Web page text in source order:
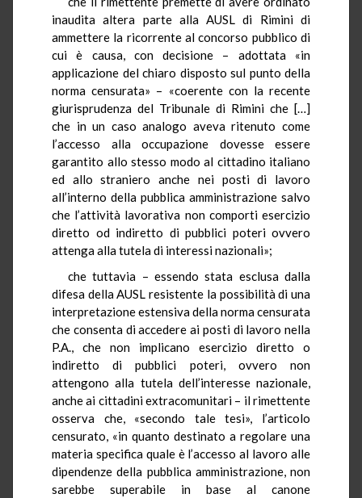
inaudita altera parte alla AUSL di Rimini di
ammettere la ricorrente al concorso pubblico di
cui è causa, con decisione – adottata «in
applicazione del chiaro disposto sul punto della
norma censurata» – «coerente con la recente
giurisprudenza del Tribunale di Rimini che […]
che in un caso analogo aveva ritenuto come
l’accesso alla occupazione dovesse essere
garantito allo stesso modo al cittadino italiano
ed allo straniero anche nei posti di lavoro
all’interno della pubblica amministrazione salvo
che l’attività lavorativa non comporti esercizio
diretto od indiretto di pubblici poteri ovvero
attenga alla tutela di interessi nazionali»;
che tuttavia – essendo stata esclusa dalla
difesa della AUSL resistente la possibilità di una
interpretazione estensiva della norma censurata
che consenta di accedere ai posti di lavoro nella
P.A., che non implicano esercizio diretto o
indiretto di pubblici poteri, ovvero non
attengono alla tutela dell’interesse nazionale,
anche ai cittadini extracomunitari – il rimettente
osserva che, «secondo tale tesi», l’articolo
censurato, «in quanto destinato a regolare una
materia specifica quale è l’accesso al lavoro alle
dipendenze della pubblica amministrazione, non
sarebbe superabile in base al canone